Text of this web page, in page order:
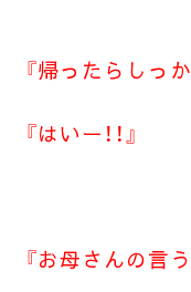
『帰ったらしっ
『はいー！！』
『お母さんの言